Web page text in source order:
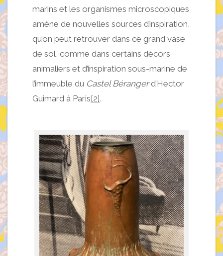
marins et les organismes microscopiques
amène de nouvelles sources d’inspiration,
qu’on peut retrouver dans ce grand vase
de sol, comme dans certains décors
animaliers et d’inspiration sous-marine de
l’immeuble du Castel Bérangerd’Hector
Guimard à Paris[2].